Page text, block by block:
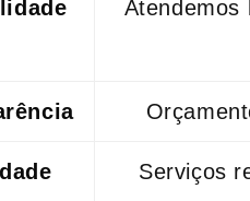
Atendemos
Serviços